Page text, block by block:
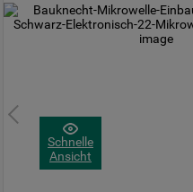
Schnelle
Ansicht